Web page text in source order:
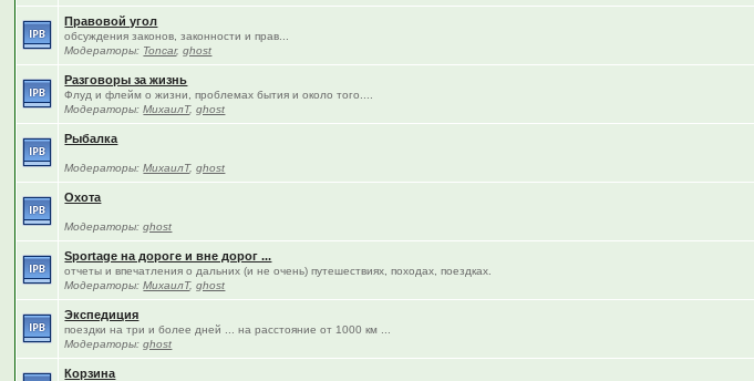
Правовой угол
обсуждения законов, законности и прав...
Модераторы: Toncar,ghost
Разговоры за жизнь
Флуд и флейм о жизни, проблемах бытия и около того....
Модераторы:МихаилТ,ghost
Рыбалка
Модераторы:МихаилТ,ghost
Охота
Модераторы:ghost
Sportage на дороге и вне дорог ...
отчеты и впечатления о дальних (и не очень) путешествиях, походах, поездках.
Модераторы:МихаилТ,ghost
Экспедиция
поездки на три и более дней ... на расстояние от 1000 км ...
Модераторы:ghost
Корзина